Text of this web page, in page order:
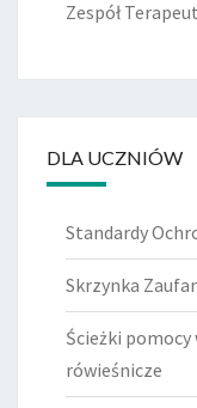
Zespół
DLA UCZNIÓW
Standardy
Skrzynka
Ścieżki
rówieśnicze